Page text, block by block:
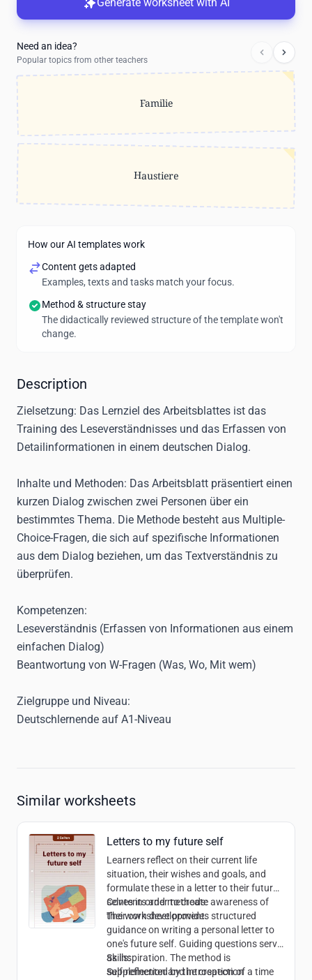
Need an idea?
Popular topics from other teachers
Familie
Haustiere
How our AI templates work
Content gets adapted
Examples, texts and tasks match your focus.
Method & structure stay
The didactically reviewed structure of the template won't
change.
Description
Zielsetzung: Das Lernziel des Arbeitsblattes ist das
Training des Leseverständnisses und das Erfassen von
Detailinformationen in einem deutschen Dialog.
Inhalte und Methoden: Das Arbeitsblatt präsentiert einen
kurzen Dialog zwischen zwei Personen über ein
bestimmtes Thema. Die Methode besteht aus Multiple-
Choice-Fragen, die sich auf spezifische Informationen
aus dem Dialog beziehen, um das Textverständnis zu
überprüfen.
Kompetenzen:
Leseverständnis (Erfassen von Informationen aus einem
einfachen Dialog)
Beantwortung von W-Fragen (Was, Wo, Mit wem)
Zielgruppe und Niveau:
Deutschlernende auf A1-Niveau
Similar worksheets
Letters to my future self
Learners reflect on their current life
situation, their wishes and goals, and
formulate these in a letter to their future
selves in order to create awareness of
their own development.
Contents and methods:
The worksheet provides structured
guidance on writing a personal letter to
one's future self. Guiding questions serve
as inspiration. The method is
supplemented by the creation of a time
Skills:
Self-reflection and introspection